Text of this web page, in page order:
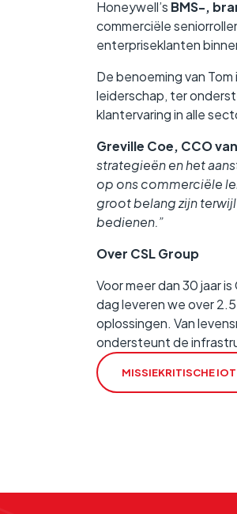
Honeywell’s BMS-,
commerciële
enterpriseklanten
De benoeming van
leiderschap, ter
klantervaring in alle
Greville Coe, CCO
strategieën en het
op ons commerciële
groot belang zijn
bedienen.”
Over CSL Group
Voor meer dan 30 jaar
dag leveren we over
oplossingen. Van
ondersteunt de
MISSIEKRITISCHE